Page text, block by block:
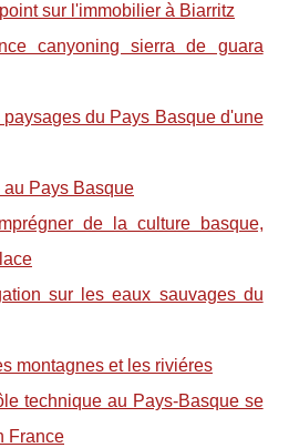
sur l'immobilier à Biarritz
canyoning sierra de guara
du Pays Basque d'une
au Pays Basque
de la culture basque,
sur les eaux sauvages du
montagnes et les riviéres
technique au Pays-Basque se
France